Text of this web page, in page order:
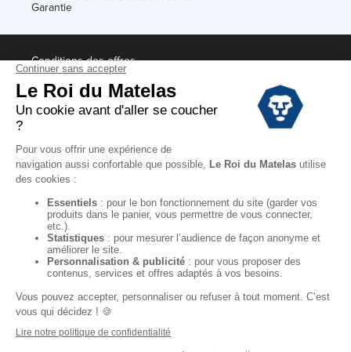
Garantie
Conditions des offres
Black Friday
Destockage
Soldes
Conditions Générales de vente magasin
Conditions Générales de vente internet
Mentions Légales
Données personnelles
Codes promo Le Roi du Matelas
Copyright © 2022. All rights reserved.